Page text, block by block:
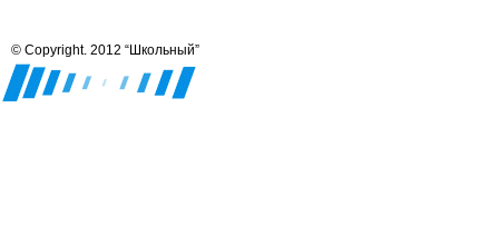
© Copyright. 2012 “Школьный”